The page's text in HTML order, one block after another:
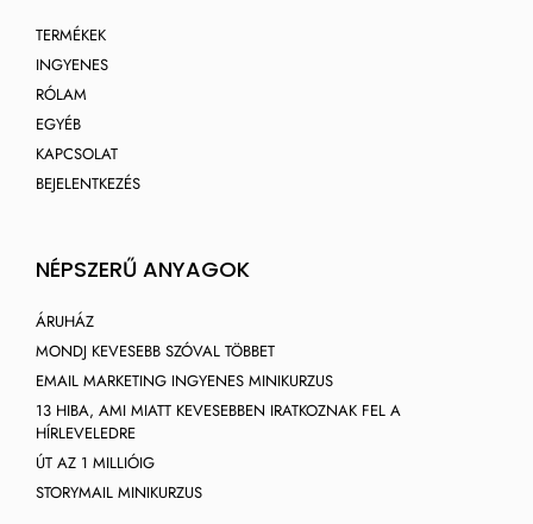
TERMÉKEK
INGYENES
RÓLAM
EGYÉB
KAPCSOLAT
BEJELENTKEZÉS
NÉPSZERŰ ANYAGOK
ÁRUHÁZ
MONDJ KEVESEBB SZÓVAL TÖBBET
EMAIL MARKETING INGYENES MINIKURZUS
13 HIBA, AMI MIATT KEVESEBBEN IRATKOZNAK FEL A
HÍRLEVELEDRE
ÚT AZ 1 MILLIÓIG
STORYMAIL MINIKURZUS